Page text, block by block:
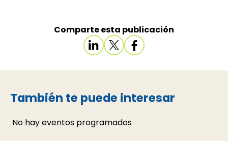
Comparte esta publicación
También te puede interesar
No hay eventos programados